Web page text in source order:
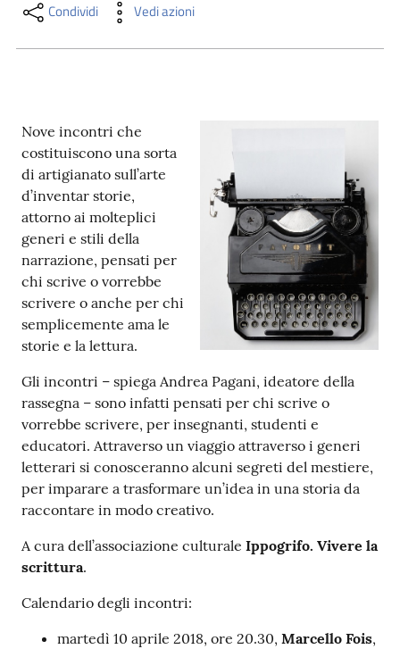
Risorse
Casa
Piani
Archivio
storico
Decentrate
per
la
lettura
Seguici
Condividi Vedi azioni
Nove incontri che
costituiscono una sorta
di artigianato sull’arte
d’inventar storie,
attorno ai molteplici
generi e stili della
narrazione, pensati per
chi scrive o vorrebbe
scrivere o anche per chi
semplicemente ama le
storie e la lettura.
Gli incontri – spiega Andrea Pagani, ideatore della
rassegna – sono infatti pensati per chi scrive o
vorrebbe scrivere, per insegnanti, studenti e
educatori. Attraverso un viaggio attraverso i generi
letterari si conosceranno alcuni segreti del mestiere,
per imparare a trasformare un’idea in una storia da
raccontare in modo creativo.
A cura dell’associazione culturale Ippogrifo. Vivere la
scrittura.
Calendario degli incontri:
martedì 10 aprile 2018, ore 20.30, Marcello Fois,